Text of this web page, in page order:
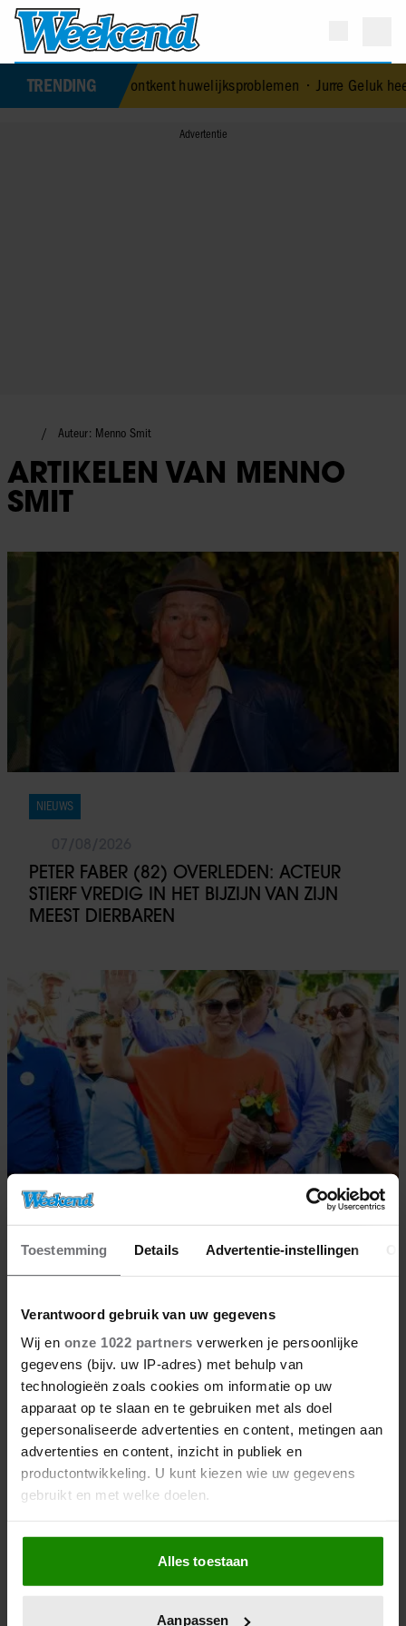
Toestemming Details Advertentie-instellingen
Verantwoord gebruik van uw gegevens
Wij en onze 1022 partners verwerken je persoonlijke
gegevens (bijv. uw IP-adres) met behulp van
technologieën zoals cookies om informatie op uw
apparaat op te slaan en te gebruiken met als doel
gepersonaliseerde advertenties en content, metingen aan
advertenties en content, inzicht in publiek en
productontwikkeling. U kunt kiezen wie uw gegevens
gebruikt en met welke doelen.
Als u het toestaat, willen we ook graag:
Informatie verzamelen over uw geografische
locatie, die tot een paar meter nauwkeurig kan zijn
Alles toestaan
Aanpassen
TRENDING
Edoardo ontkent huwelijksproblemen•Jurre Geluk heeft
Auteur: Menno Smit
ARTIKELEN VAN MENNO
SMIT
NIEUWS
PETER FABER (82) OVERLEDEN: ACTEUR
STIERF VREDIG IN HET BIJZIJN VAN ZIJN
MEEST DIERBAREN
RODE LOPER
25/07/2026
KONINGIN MÁXIMA